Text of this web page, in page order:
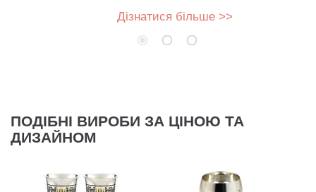
Дізнатися більше >>
ПОДІБНІ ВИРОБИ ЗА ЦІНОЮ ТА
ДИЗАЙНОМ